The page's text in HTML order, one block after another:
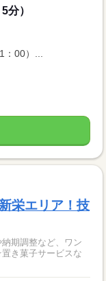
分）
：00）...
栄エリア！技
期調整など、ワン
き菓子サービスな